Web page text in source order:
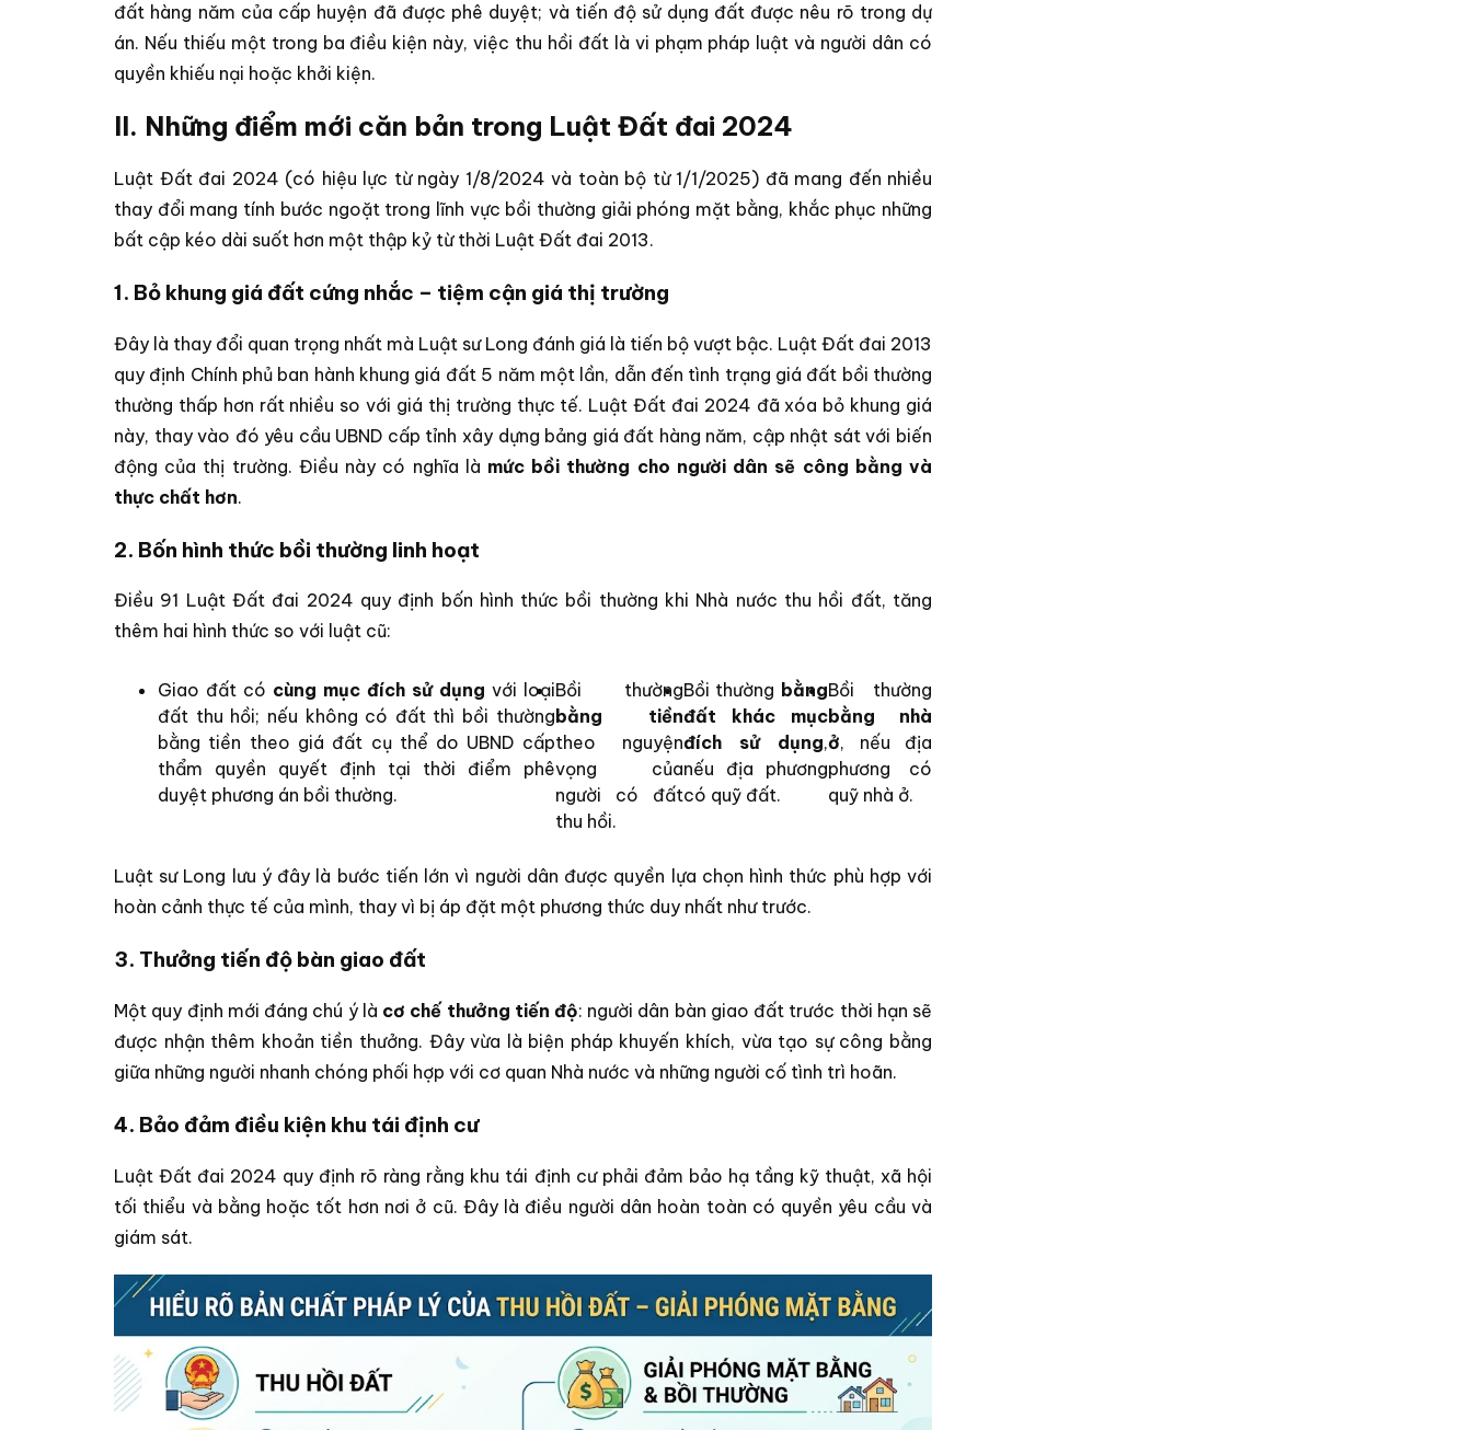
đất hàng năm của cấp huyện đã được phê duyệt; và tiến độ sử dụng đất được nêu rõ trong dự
án. Nếu thiếu một trong ba điều kiện này, việc thu hồi đất là vi phạm pháp luật và người dân có
quyền khiếu nại hoặc khởi kiện.
II. Những điểm mới căn bản trong Luật Đất đai 2024
Luật Đất đai 2024 (có hiệu lực từ ngày 1/8/2024 và toàn bộ từ 1/1/2025) đã mang đến nhiều
thay đổi mang tính bước ngoặt trong lĩnh vực bồi thường giải phóng mặt bằng, khắc phục những
bất cập kéo dài suốt hơn một thập kỷ từ thời Luật Đất đai 2013.
1. Bỏ khung giá đất cứng nhắc – tiệm cận giá thị trường
Đây là thay đổi quan trọng nhất mà Luật sư Long đánh giá là tiến bộ vượt bậc. Luật Đất đai 2013
quy định Chính phủ ban hành khung giá đất 5 năm một lần, dẫn đến tình trạng giá đất bồi thường
thường thấp hơn rất nhiều so với giá thị trường thực tế. Luật Đất đai 2024 đã xóa bỏ khung giá
này, thay vào đó yêu cầu UBND cấp tỉnh xây dựng bảng giá đất hàng năm, cập nhật sát với biến
động của thị trường. Điều này có nghĩa là mức bồi thường cho người dân sẽ công bằng và
thực chất hơn.
2. Bốn hình thức bồi thường linh hoạt
Điều 91 Luật Đất đai 2024 quy định bốn hình thức bồi thường khi Nhà nước thu hồi đất, tăng
thêm hai hình thức so với luật cũ:
Giao đất có cùng mục đích sử dụng với loại
đất thu hồi; nếu không có đất thì bồi thường
bằng tiền theo giá đất cụ thể do UBND cấp
thẩm quyền quyết định tại thời điểm phê
duyệt phương án bồi thường.
Bồi thường
bằng tiền
theo nguyện
vọng của
người có đất
thu hồi.
Bồi thường bằng
đất khác mục
đích sử dụng,
nếu địa phương
có quỹ đất.
Bồi thường
bằng nhà
ở, nếu địa
phương có
quỹ nhà ở.
Luật sư Long lưu ý đây là bước tiến lớn vì người dân được quyền lựa chọn hình thức phù hợp với
hoàn cảnh thực tế của mình, thay vì bị áp đặt một phương thức duy nhất như trước.
3. Thưởng tiến độ bàn giao đất
Một quy định mới đáng chú ý là cơ chế thưởng tiến độ: người dân bàn giao đất trước thời hạn sẽ
được nhận thêm khoản tiền thưởng. Đây vừa là biện pháp khuyến khích, vừa tạo sự công bằng
giữa những người nhanh chóng phối hợp với cơ quan Nhà nước và những người cố tình trì hoãn.
4. Bảo đảm điều kiện khu tái định cư
Luật Đất đai 2024 quy định rõ ràng rằng khu tái định cư phải đảm bảo hạ tầng kỹ thuật, xã hội
tối thiểu và bằng hoặc tốt hơn nơi ở cũ. Đây là điều người dân hoàn toàn có quyền yêu cầu và
giám sát.